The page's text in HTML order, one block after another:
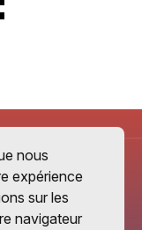
nous
expérience
sur les
navigateur